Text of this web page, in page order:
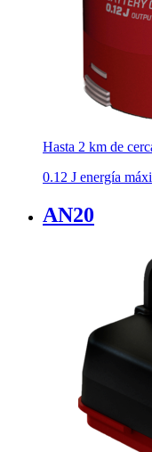
Hasta 2 km de
0.12 J energía
AN20